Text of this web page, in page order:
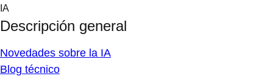
Skip
content
IA
Descripción general
Novedades sobre la IA
Blog técnico